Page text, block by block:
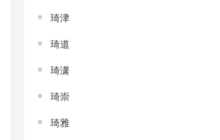
琦津
琦道
琦潇
琦崇
琦雅